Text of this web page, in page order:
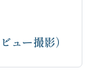
ュー撮影）